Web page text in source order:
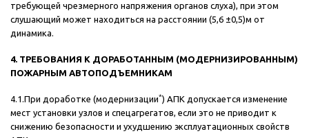
требующей чрезмерного напряжения органов слуха), при этом
слушающий может находиться на расстоянии (5,6 ±0,5)м от
динамика.
4. ТРЕБОВАНИЯ К ДОРАБОТАННЫМ (МОДЕРНИЗИРОВАННЫМ)
ПОЖАРНЫМ АВТОПОДЪЕМНИКАМ
4.1.При доработке (модернизации*) АПК допускается изменение
мест установки узлов и спецагрегатов, если это не приводит к
снижению безопасности и ухудшению эксплуатационных свойств